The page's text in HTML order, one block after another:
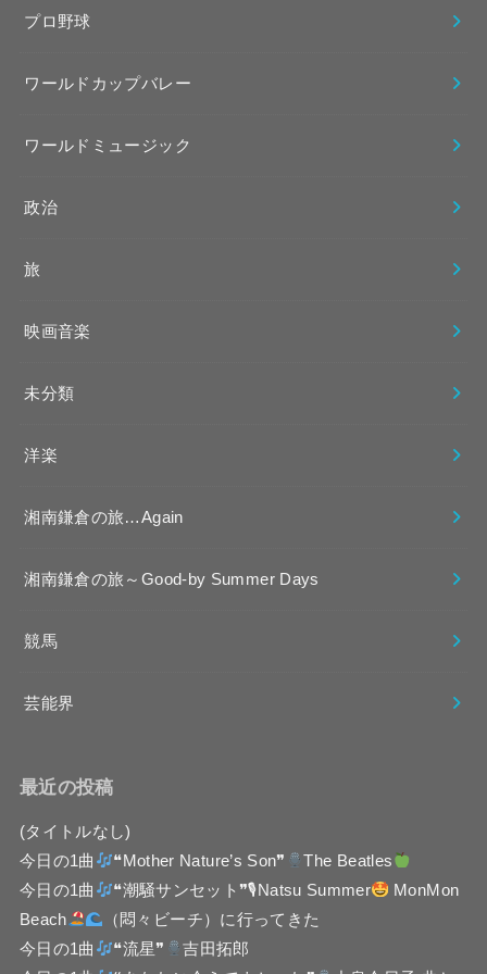
プロ野球
ワールドカップバレー
ワールドミュージック
政治
旅
映画音楽
未分類
洋楽
湘南鎌倉の旅…Again
湘南鎌倉の旅～Good-by Summer Days
競馬
芸能界
最近の投稿
(タイトルなし)
今日の1曲
❝Mother Nature’s Son❞
The Beatles
今日の1曲
❝潮騒サンセット❞🎙Natsu Summer
MonMon
Beach
（悶々ビーチ）に行ってきた
今日の1曲
❝流星❞
吉田拓郎